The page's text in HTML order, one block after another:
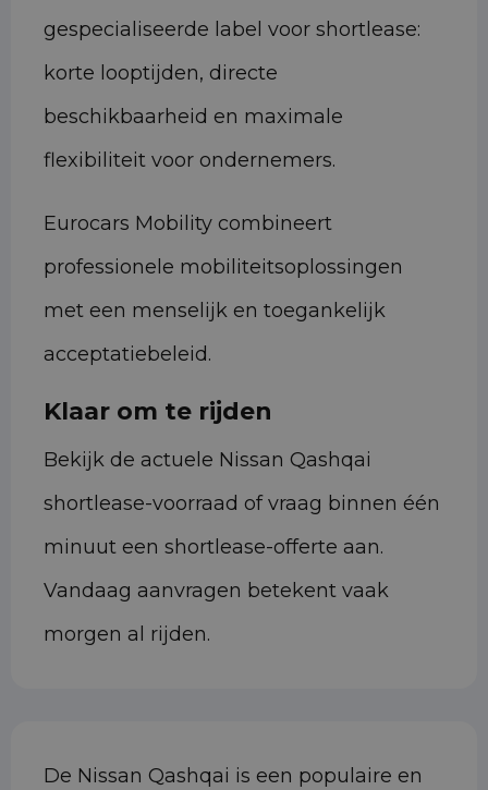
gespecialiseerde label voor shortlease:
korte looptijden, directe
beschikbaarheid en maximale
flexibiliteit voor ondernemers.
Eurocars Mobility combineert
professionele mobiliteitsoplossingen
met een menselijk en toegankelijk
acceptatiebeleid.
Klaar om te rijden
Bekijk de actuele Nissan Qashqai
shortlease-voorraad of vraag binnen één
minuut een shortlease-offerte aan.
Vandaag aanvragen betekent vaak
morgen al rijden.
De Nissan Qashqai is een populaire en